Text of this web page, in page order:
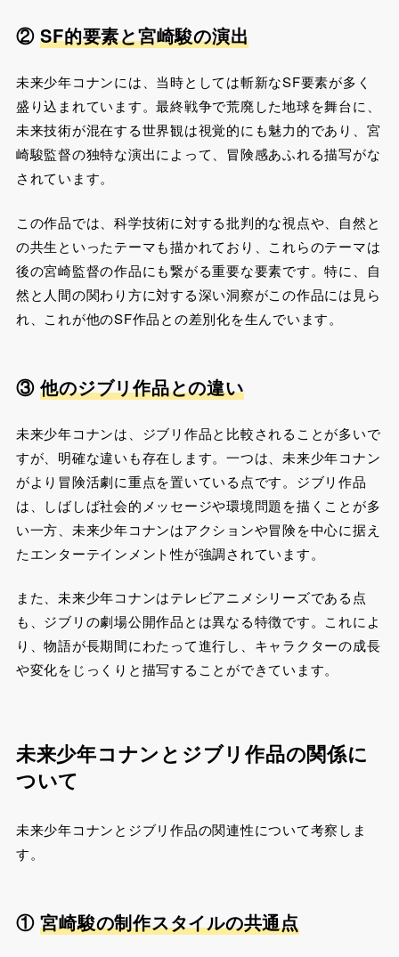
②SF的要素と宮崎駿の演出
未来少年コナンには、当時としては斬新なSF要素が多く
盛り込まれています。最終戦争で荒廃した地球を舞台に、
未来技術が混在する世界観は視覚的にも魅力的であり、宮
崎駿監督の独特な演出によって、冒険感あふれる描写がな
されています。
この作品では、科学技術に対する批判的な視点や、自然と
の共生といったテーマも描かれており、これらのテーマは
後の宮崎監督の作品にも繋がる重要な要素です。特に、自
然と人間の関わり方に対する深い洞察がこの作品には見ら
れ、これが他のSF作品との差別化を生んでいます​。
③他のジブリ作品との違い
未来少年コナンは、ジブリ作品と比較されることが多いで
すが、明確な違いも存在します。一つは、未来少年コナン
がより冒険活劇に重点を置いている点です。ジブリ作品
は、しばしば社会的メッセージや環境問題を描くことが多
い一方、未来少年コナンはアクションや冒険を中心に据え
たエンターテインメント性が強調されています。
また、未来少年コナンはテレビアニメシリーズである点
も、ジブリの劇場公開作品とは異なる特徴です。これによ
り、物語が長期間にわたって進行し、キャラクターの成長
や変化をじっくりと描写することができています​。
未来少年コナンとジブリ作品の関係に
ついて
未来少年コナンとジブリ作品の関連性について考察しま
す。
①宮崎駿の制作スタイルの共通点